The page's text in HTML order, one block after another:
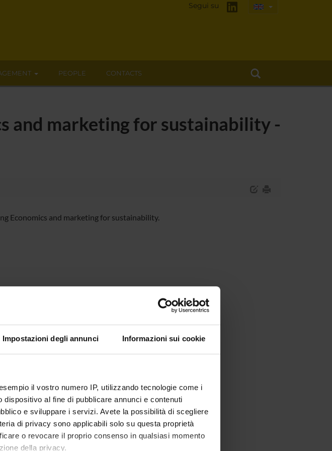
Impostazioni degli annunci Informazioni sui cookie
il vostro numero IP, utilizzando tecnologie come i
al fine di pubblicare annunci e contenuti
e sviluppare i servizi. Avete la possibilità di scegliere
di privacy sono applicabili solo su questa proprietà
o revocare il proprio consenso in qualsiasi momento
della privacy.
Segui su
PEOPLE CONTACTS
and marketing for sustainability -
Economics and marketing for sustainability.